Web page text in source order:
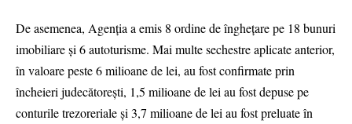
De asemenea, Agenția a emis 8 ordine de înghețare pe 18 bunuri
imobiliare și 6 autoturisme. Mai multe sechestre aplicate anterior,
în valoare peste 6 milioane de lei, au fost confirmate prin
încheieri judecătorești, 1,5 milioane de lei au fost depuse pe
conturile trezoreriale și 3,7 milioane de lei au fost preluate în